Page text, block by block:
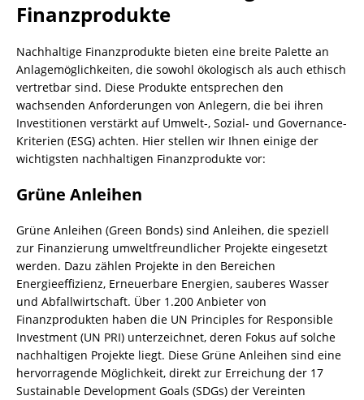
Finanzprodukte
Nachhaltige Finanzprodukte bieten eine breite Palette an
Anlagemöglichkeiten, die sowohl ökologisch als auch ethisch
vertretbar sind. Diese Produkte entsprechen den
wachsenden Anforderungen von Anlegern, die bei ihren
Investitionen verstärkt auf Umwelt-, Sozial- und Governance-
Kriterien (ESG) achten. Hier stellen wir Ihnen einige der
wichtigsten nachhaltigen Finanzprodukte vor:
Grüne Anleihen
Grüne Anleihen (Green Bonds) sind Anleihen, die speziell
zur Finanzierung umweltfreundlicher Projekte eingesetzt
werden. Dazu zählen Projekte in den Bereichen
Energieeffizienz, Erneuerbare Energien, sauberes Wasser
und Abfallwirtschaft. Über 1.200 Anbieter von
Finanzprodukten haben die UN Principles for Responsible
Investment (UN PRI) unterzeichnet, deren Fokus auf solche
nachhaltigen Projekte liegt. Diese Grüne Anleihen sind eine
hervorragende Möglichkeit, direkt zur Erreichung der 17
Sustainable Development Goals (SDGs) der Vereinten